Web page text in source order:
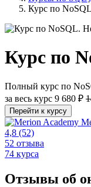
Курс по
Курс по
Полный курс по
за весь курс 9 680 ₽
Перейти к курсу
4,8 (52)
52 отзыва
74 курса
Отзывы об